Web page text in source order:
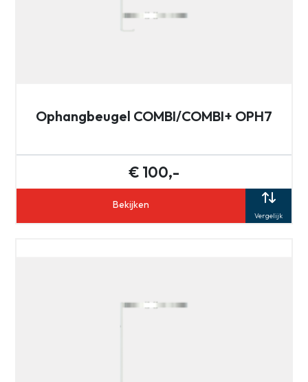
Ophangbeugel COMBI/COMBI+ OPH7
€ 100,-
Bekijken
Vergelijk